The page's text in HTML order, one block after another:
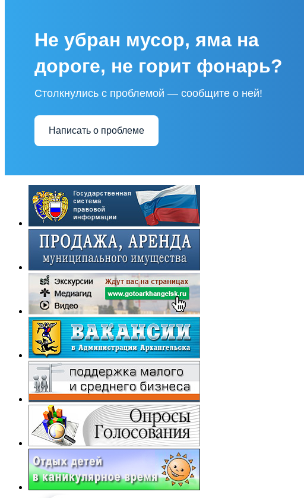
Не убран мусор, яма на
дороге, не горит фонарь?
Столкнулись с проблемой — сообщите о ней!
Написать о проблеме